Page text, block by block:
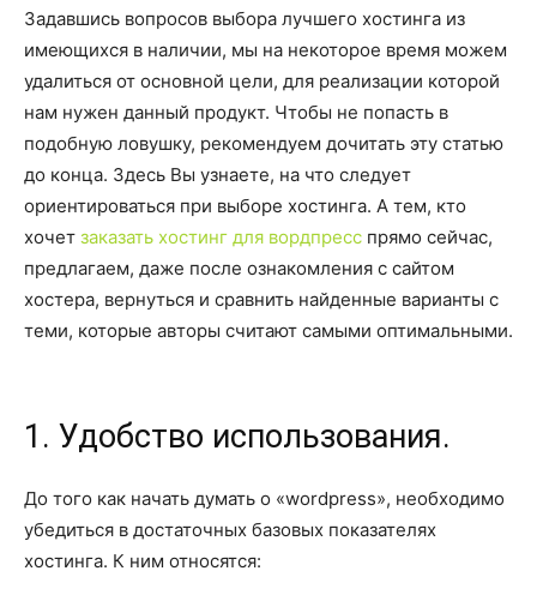
Задавшись вопросов выбора лучшего хостинга из
имеющихся в наличии, мы на некоторое время можем
удалиться от основной цели, для реализации которой
нам нужен данный продукт. Чтобы не попасть в
подобную ловушку, рекомендуем дочитать эту статью
до конца. Здесь Вы узнаете, на что следует
ориентироваться при выборе хостинга. А тем, кто
хочет заказать хостинг для вордпресс прямо сейчас,
предлагаем, даже после ознакомления с сайтом
хостера, вернуться и сравнить найденные варианты с
теми, которые авторы считают самыми оптимальными.
1. Удобство использования.
До того как начать думать о «wordpress», необходимо
убедиться в достаточных базовых показателях
хостинга. К ним относятся: